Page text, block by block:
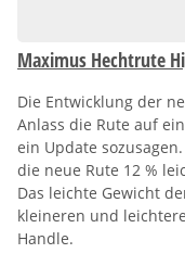
Maximus Hechtrute
Die Entwicklung der
Anlass die Rute auf
ein Update
die neue Rute 12 %
Das leichte Gewicht
kleineren und
Handle.